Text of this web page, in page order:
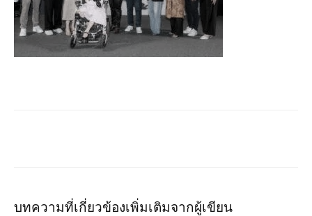
บทความที่เกี่ยวข้องเพิ่มเติมจากผู้เขียน